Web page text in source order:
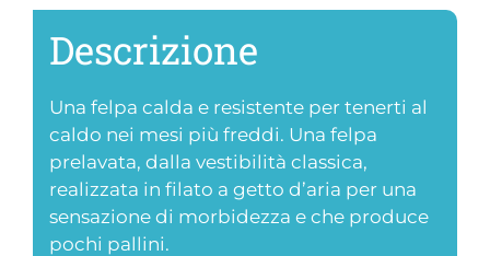
Descrizione
Una felpa calda e resistente per tenerti al
caldo nei mesi più freddi. Una felpa
prelavata, dalla vestibilità classica,
realizzata in filato a getto d’aria per una
sensazione di morbidezza e che produce
pochi pallini.